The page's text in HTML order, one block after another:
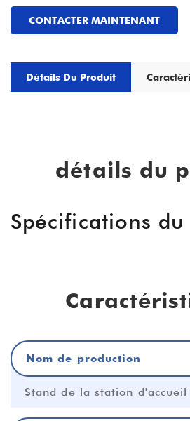
CONTACTER MAINTENANT
Détails Du Produit
détails du
Spécifications du
Nom de production
Stand de la station d'accueil